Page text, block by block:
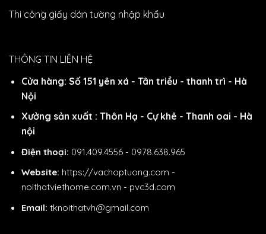
Thi công giấy dán tường nhập khẩu
THÔNG TIN LIÊN HỆ
Cửa hàng: Số 151 yên xá - Tân triều - thanh trì - Hà
Nội
Xưởng sản xuất : Thôn Hạ - Cự khê - Thanh oai - Hà
nội
Điện thoại: 091.409.4556 - 0978.638.965
Website: https://vachoptuong.com -
noithatviethome.com.vn - pvc3d.com
Email: tknoithatvh@gmail.com